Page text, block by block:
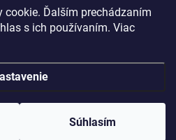
cookie. Ďalším prechádzaním
s ich používaním. Viac
Súhlasím
chráňte svojho miláčika včas.
. Všetky práva vyhradené.